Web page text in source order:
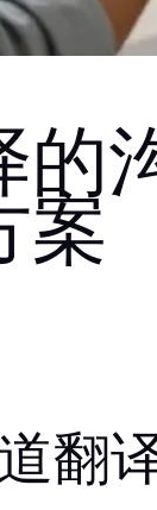
的
案
翻